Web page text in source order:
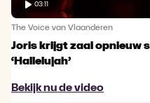
03:11
The Voice van Vlaanderen
Joris krijgt zaal opnieuw
‘Hallelujah’
Bekijk nu de video